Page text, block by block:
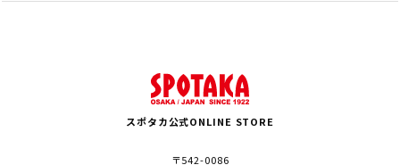
スポタカ公式ONLINE STORE
〒542-0086